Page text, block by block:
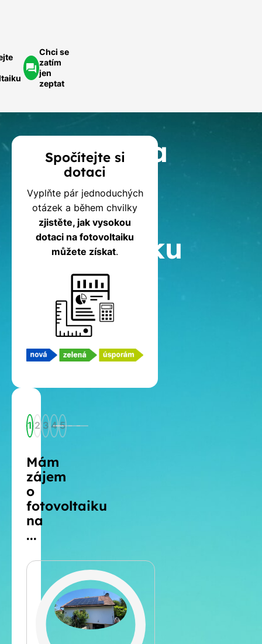
Chci se
zatím
jen
zeptat
Kalkulačka
dotací
na
fotovoltaiku
Spočítejte si
dotaci
Vyplňte pár jednoduchých
otázek a během chvilky
zjistěte, jak vysokou
dotaci na fotovoltaiku
můžete získat.
1 2 3 4 5
Mám
zájem
o
fotovoltaiku
na
...
Šikmá